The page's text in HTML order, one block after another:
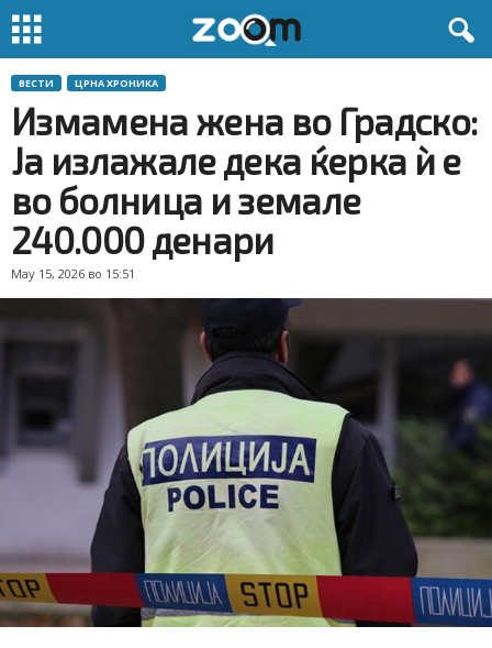
ВЕСТИ ЦРНА ХРОНИКА
Измамена жена во Градско:
Ја излажале дека ќерка ѝ е
во болница и земале
240.000 денари
May 15, 2026 во 15:51